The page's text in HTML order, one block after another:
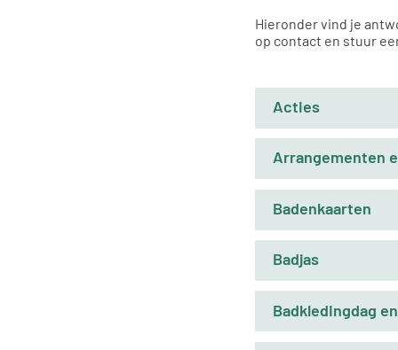
Hieronder vind je
op contact en stuur
Acties
Arrangementen
Badenkaarten
Badjas
Badkledingdag